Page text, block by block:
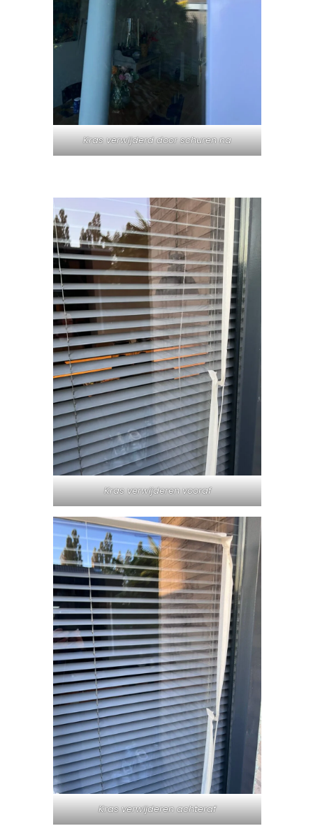
Kras verwijderd door schuren na
Kras verwijderen vooraf
Kras verwijderen achteraf